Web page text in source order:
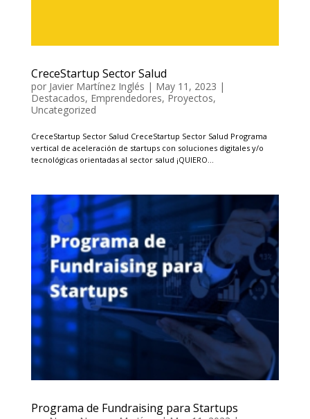
CreceStartup Sector Salud
por Javier Martínez Inglés | May 11, 2023 |
Destacados, Emprendedores, Proyectos,
Uncategorized
CreceStartup Sector Salud CreceStartup Sector Salud Programa
vertical de aceleración de startups con soluciones digitales y/o
tecnológicas orientadas al sector salud ¡QUIERO...
Programa de Fundraising para Startups